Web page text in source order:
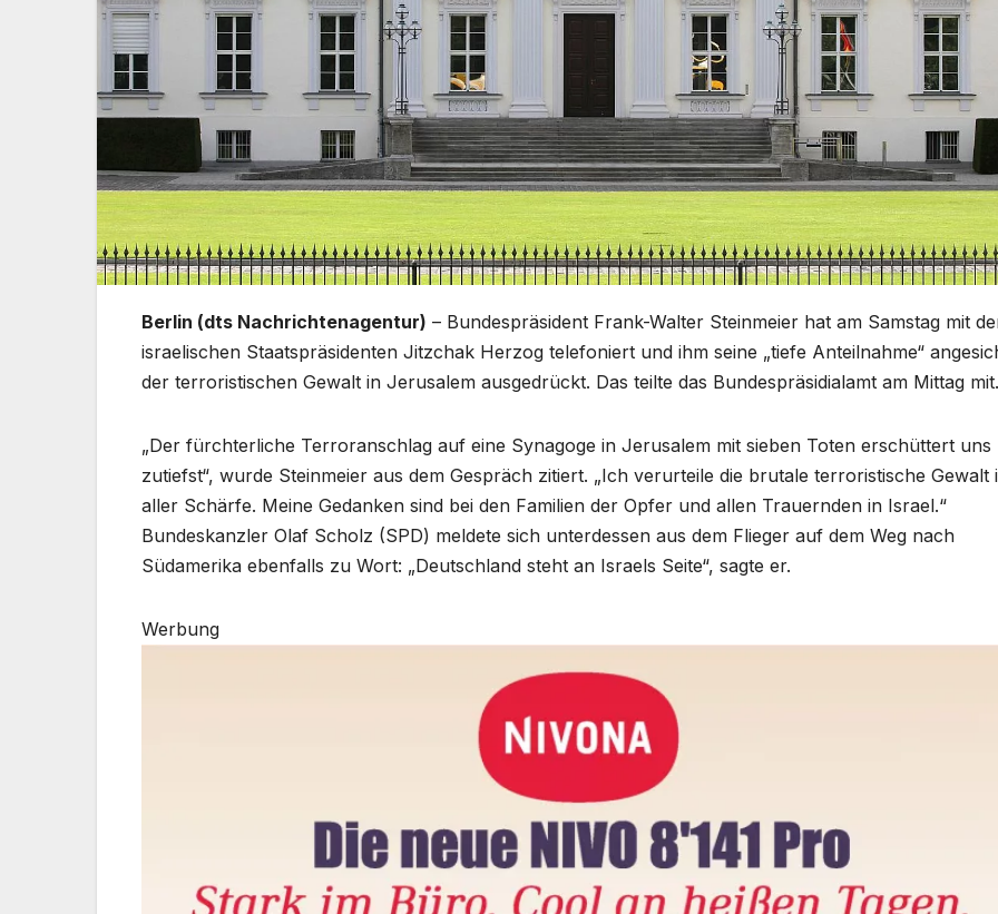
Berlin (dts Nachrichtenagentur) – Bundespräsident Frank-Walter Steinmeier hat am Samstag mit
israelischen Staatspräsidenten Jitzchak Herzog telefoniert und ihm seine „tiefe Anteilnahme“
der terroristischen Gewalt in Jerusalem ausgedrückt. Das teilte das Bundespräsidialamt am Mittag
„Der fürchterliche Terroranschlag auf eine Synagoge in Jerusalem mit sieben Toten erschüttert uns
zutiefst“, wurde Steinmeier aus dem Gespräch zitiert. „Ich verurteile die brutale terroristische Gewalt
aller Schärfe. Meine Gedanken sind bei den Familien der Opfer und allen Trauernden in Israel.“
Bundeskanzler Olaf Scholz (SPD) meldete sich unterdessen aus dem Flieger auf dem Weg nach
Südamerika ebenfalls zu Wort: „Deutschland steht an Israels Seite“, sagte er.
Werbung